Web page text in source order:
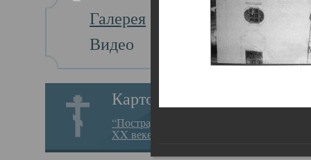
Галерея
Видео
Картотека
“Пострадавшие за веру в
XX веке на Севере”
Главная